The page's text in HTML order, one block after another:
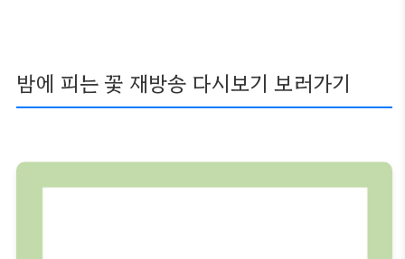
밤에 피는 꽃 재방송 다시보기 보러가기